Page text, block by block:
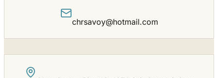
chrsavoy@hotmail.com